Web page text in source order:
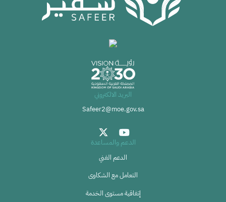
البريد الالكتروني
Safeer2@moe.gov.sa
الدعم والمساعدة
الدعم الفني
التعامل مع الشكاوى
إتفاقية مستوى الخدمة